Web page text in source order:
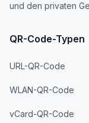
und den privaten
QR-Code-Typen
URL-QR-Code
WLAN-QR-Code
vCard-QR-Code